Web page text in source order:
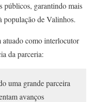
públicos, garantindo mais
população de Valinhos.
atuado como interlocutor
da parceria:
uma grande parceira
avanços